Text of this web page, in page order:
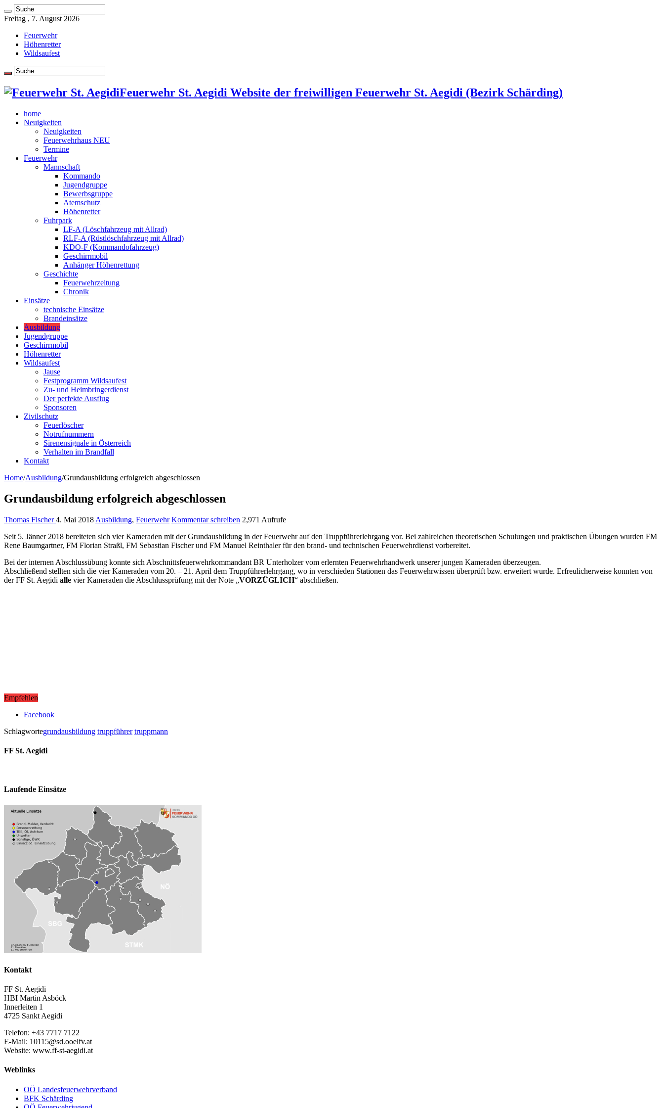
Freitag , 7. August 2026
Feuerwehr
Höhenretter
Wildsaufest
Feuerwehr St. Aegidi Website der freiwilligen Feuerwehr St. Aegidi (Bezirk Schärding)
home
Neuigkeiten
Neuigkeiten
Feuerwehrhaus NEU
Termine
Feuerwehr
Mannschaft
Kommando
Jugendgruppe
Bewerbsgruppe
Atemschutz
Höhenretter
Fuhrpark
LF-A (Löschfahrzeug mit Allrad)
RLF-A (Rüstlöschfahrzeug mit Allrad)
KDO-F (Kommandofahrzeug)
Geschirrmobil
Anhänger Höhenrettung
Geschichte
Feuerwehrzeitung
Chronik
Einsätze
technische Einsätze
Brandeinsätze
Ausbildung
Jugendgruppe
Geschirrmobil
Höhenretter
Wildsaufest
Jause
Festprogramm Wildsaufest
Zu- und Heimbringerdienst
Der perfekte Ausflug
Sponsoren
Zivilschutz
Feuerlöscher
Notrufnummern
Sirenensignale in Österreich
Verhalten im Brandfall
Kontakt
Home/Ausbildung/Grundausbildung erfolgreich abgeschlossen
Grundausbildung erfolgreich abgeschlossen
Thomas Fischer4. Mai 2018 Ausbildung, Feuerwehr Kommentar schreiben 2,971 Aufrufe
Seit 5. Jänner 2018 bereiteten sich vier Kameraden mit der Grundausbildung in der Feuerwehr auf den Truppführerlehrgang vor. Bei zahlreichen theoretischen Schulungen und praktischen Übungen wurden FM
Rene Baumgartner, FM Florian Straßl, FM Sebastian Fischer und FM Manuel Reinthaler für den brand- und technischen Feuerwehrdienst vorbereitet.
Bei der internen Abschlussübung konnte sich Abschnittsfeuerwehrkommandant BR Unterholzer vom erlernten Feuerwehrhandwerk unserer jungen Kameraden überzeugen.
Abschließend stellten sich die vier Kameraden vom 20. – 21. April dem Truppführerlehrgang, wo in verschieden Stationen das Feuerwehrwissen überprüft bzw. erweitert wurde. Erfreulicherweise konnten von
der FF St. Aegidi alle vier Kameraden die Abschlussprüfung mit der Note „VORZÜGLICH“ abschließen.
Empfehlen
Facebook
Schlagwortegrundausbildung truppführer truppmann
FF St. Aegidi
Laufende Einsätze
Kontakt
FF St. Aegidi
HBI Martin Asböck
Innerleiten 1
4725 Sankt Aegidi
Telefon: +43 7717 7122
E-Mail: 10115@sd.ooelfv.at
Website: www.ff-st-aegidi.at
Weblinks
OÖ Landesfeuerwehrverband
BFK Schärding